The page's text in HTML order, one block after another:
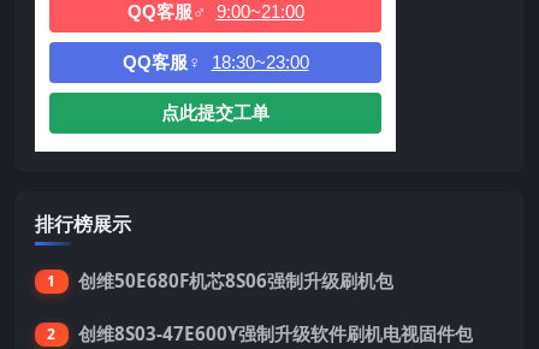
QQ客服♂ 9:00~21:00
QQ客服♀ 18:30~23:00
点此提交工单
排行榜展示
1 创维50E680F机芯8S06强制升级刷机包
2 创维8S03-47E600Y强制升级软件刷机电视固件包